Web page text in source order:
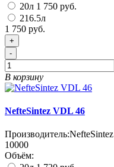
20л 1 750 руб.
216.5л
1 750 руб.
+
-
В корзину
NefteSintez VDL 46
Производитель:NefteSintez
10000
Объём: